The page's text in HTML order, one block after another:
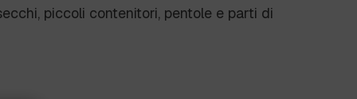
piccoli contenitori, pentole e parti di